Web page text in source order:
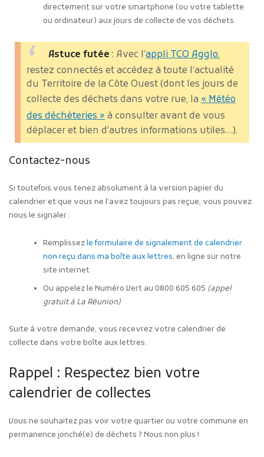
directement sur votre smartphone (ou votre tablette
ou ordinateur) aux jours de collecte de vos déchets.
Astuce futée : Avec l’appli TCO Agglo,
restez connectés et accédez à toute l’actualité
du Territoire de la Côte Ouest (dont les jours de
collecte des déchets dans votre rue, la « Météo
des déchèteries » à consulter avant de vous
déplacer et bien d’autres informations utiles…).
Contactez-nous
Si toutefois vous tenez absolument à la version papier du
calendrier et que vous ne l’avez toujours pas reçue, vous pouvez
nous le signaler :
Remplissezle formulaire de signalement de calendrier
non reçu dans ma boîte aux lettres, en ligne sur notre
site internet
Ou appelez le Numéro Vert au 0800 605 605 (appel
gratuit à La Réunion)
Suite à votre demande, vous recevrez votre calendrier de
collecte dans votre boîte aux lettres.
Rappel : Respectez bien votre
calendrier de collectes
Vous ne souhaitez pas voir votre quartier ou votre commune en
permanence jonché(e) de déchets ? Nous non plus !